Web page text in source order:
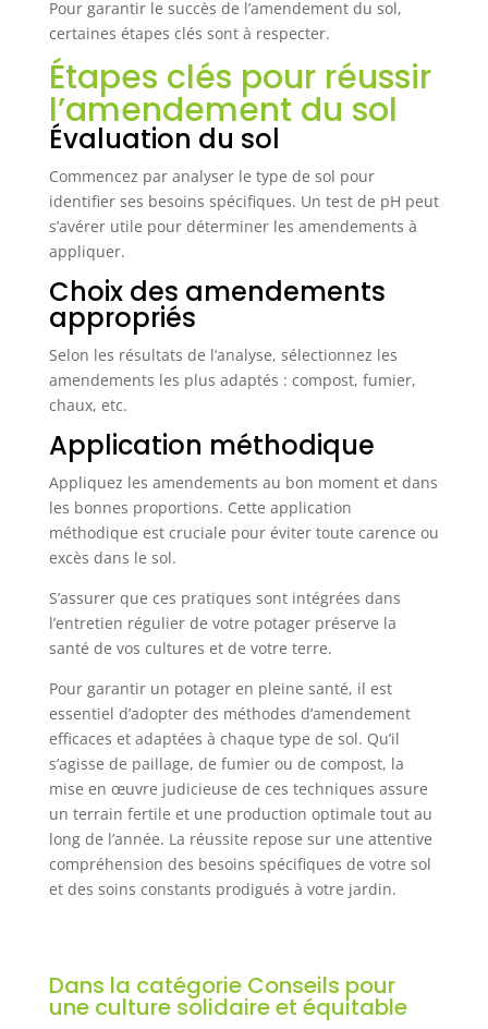
Une production locale et écologique pour
soutenir une démarche responsable.
Pour garantir le succès de l’amendement du sol,
certaines étapes clés sont à respecter.
Étapes clés pour réussir
l’amendement du sol
Évaluation du sol
Commencez par analyser le type de sol pour
identifier ses besoins spécifiques. Un test de pH peut
s’avérer utile pour déterminer les amendements à
appliquer.
Choix des amendements
appropriés
Selon les résultats de l’analyse, sélectionnez les
amendements les plus adaptés : compost, fumier,
chaux, etc.
Application méthodique
Appliquez les amendements au bon moment et dans
les bonnes proportions. Cette application
méthodique est cruciale pour éviter toute carence ou
excès dans le sol.
S’assurer que ces pratiques sont intégrées dans
l’entretien régulier de votre potager préserve la
santé de vos cultures et de votre terre.
Pour garantir un potager en pleine santé, il est
essentiel d’adopter des méthodes d’amendement
efficaces et adaptées à chaque type de sol. Qu’il
s’agisse de paillage, de fumier ou de compost, la
mise en œuvre judicieuse de ces techniques assure
un terrain fertile et une production optimale tout au
long de l’année. La réussite repose sur une attentive
compréhension des besoins spécifiques de votre sol
et des soins constants prodigués à votre jardin.
Dans la catégorie Conseils pour
une culture solidaire et équitable